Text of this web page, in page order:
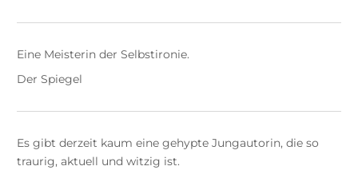
Eine Meisterin der Selbstironie.
Der Spiegel
Es gibt derzeit kaum eine gehypte Jungautorin, die so
traurig, aktuell und witzig ist.